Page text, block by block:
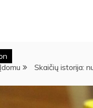
Įdomu Skaičių istorija: